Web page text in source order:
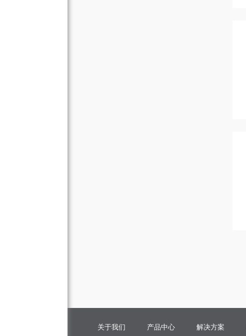
关于我们 产品中心 解决方案